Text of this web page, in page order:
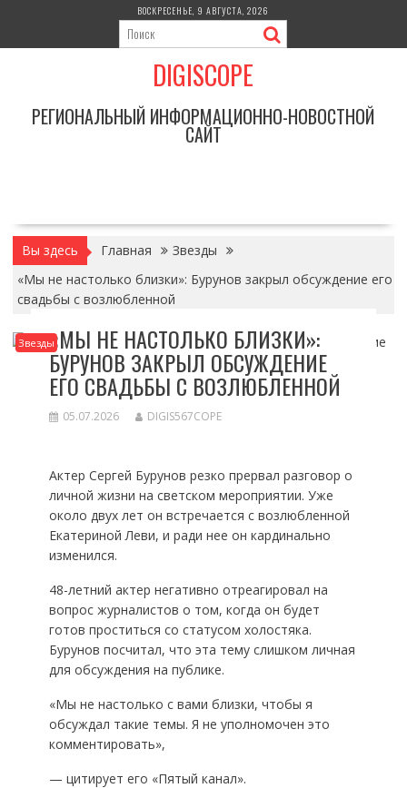
содержимому
ВОСКРЕСЕНЬЕ, 9 АВГУСТА, 2026
DIGISCOPE
РЕГИОНАЛЬНЫЙ ИНФОРМАЦИОННО-НОВОСТНОЙ
САЙТ
Вы здесь Главная
Звезды
«Мы не настолько близки»: Бурунов закрыл обсуждение его
свадьбы с возлюбленной
Звезды«МЫ НЕ НАСТОЛЬКО БЛИЗКИ»:
БУРУНОВ ЗАКРЫЛ ОБСУЖДЕНИЕ
ЕГО СВАДЬБЫ С ВОЗЛЮБЛЕННОЙ
05.07.2026 DIGIS567COPE
Актер Сергей Бурунов резко прервал разговор о
личной жизни на светском мероприятии. Уже
около двух лет он встречается с возлюбленной
Екатериной Леви, и ради нее он кардинально
изменился.
48-летний актер негативно отреагировал на
вопрос журналистов о том, когда он будет
готов проститься со статусом холостяка.
Бурунов посчитал, что эта тему слишком личная
для обсуждения на публике.
«Мы не настолько с вами близки, чтобы я
обсуждал такие темы. Я не уполномочен это
комментировать»,
— цитирует его «Пятый канал».